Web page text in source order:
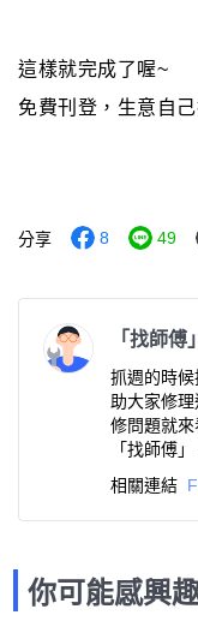
這樣就完成了喔~
免費刊登，生意自己
分享 8 49
「找師
抓週的時
助大家修
修問題就
「找師傅
相關連結
你可能感興